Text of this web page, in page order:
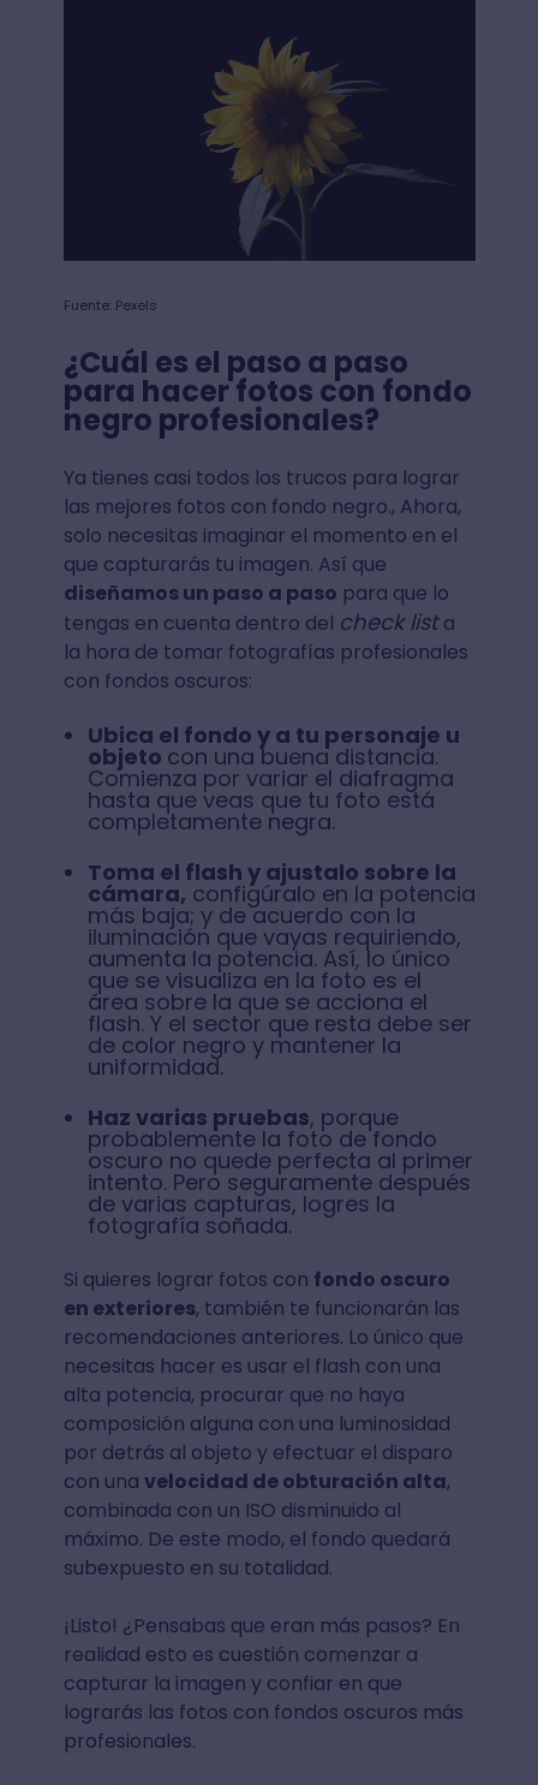
Fuente: Pexels
¿Cuál es el paso a paso
para hacer fotos con fondo
negro profesionales?
Ya tienes casi todos los trucos para lograr
las mejores fotos con fondo negro., Ahora,
solo necesitas imaginar el momento en el
que capturarás tu imagen. Así que
diseñamos un paso a paso para que lo
tengas en cuenta dentro del check lista
la hora de tomar fotografías profesionales
con fondos oscuros:
Ubica el fondo y a tu personaje u
objeto con una buena distancia.
Comienza por variar el diafragma
hasta que veas que tu foto está
completamente negra.
Toma el flash y ajustalo sobre la
cámara, configúralo en la potencia
más baja; y de acuerdo con la
iluminación que vayas requiriendo,
aumenta la potencia. Así, lo único
que se visualiza en la foto es el
área sobre la que se acciona el
flash. Y el sector que resta debe ser
de color negro y mantener la
uniformidad.
Haz varias pruebas, porque
probablemente la foto de fondo
oscuro no quede perfecta al primer
intento. Pero seguramente después
de varias capturas, logres la
fotografía soñada.
Si quieres lograr fotos con fondo oscuro
en exteriores, también te funcionarán las
recomendaciones anteriores. Lo único que
necesitas hacer es usar el flash con una
alta potencia, procurar que no haya
composición alguna con una luminosidad
por detrás al objeto y efectuar el disparo
con una velocidad de obturación alta,
combinada con un ISO disminuido al
máximo. De este modo, el fondo quedará
subexpuesto en su totalidad.
¡Listo! ¿Pensabas que eran más pasos? En
realidad esto es cuestión comenzar a
capturar la imagen y confiar en que
lograrás las fotos con fondos oscuros más
profesionales.